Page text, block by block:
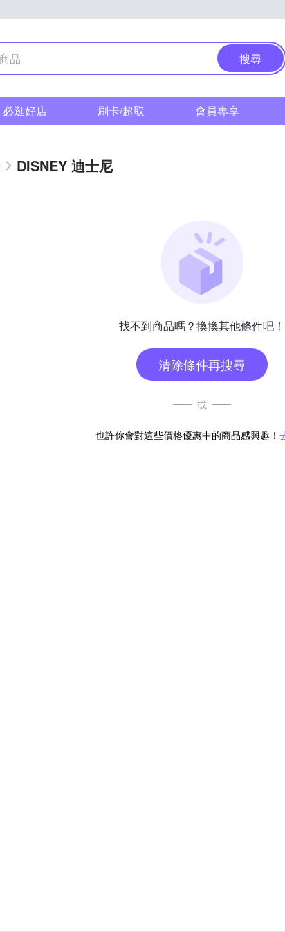
搜尋
必逛好店 刷卡/超取 會員專享
DISNEY 迪士尼
找不到商品嗎？換換其他條件吧！
清除條件再搜尋
或
也許你會對這些價格優惠中的商品感興趣！